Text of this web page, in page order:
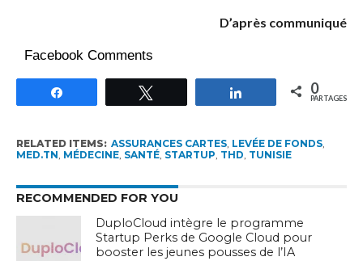
D’après communiqué
Facebook Comments
Partagez 0
PARTAGES
RELATED ITEMS: ASSURANCES CARTES, LEVÉE DE FONDS,
MED.TN MÉDECINE, SANTÉ, STARTUP THD TUNISIE
RECOMMENDED FOR YOU
DuploCloud intègre le programme
Startup Perks de Google Cloud pour
booster les jeunes pousses de l’IA